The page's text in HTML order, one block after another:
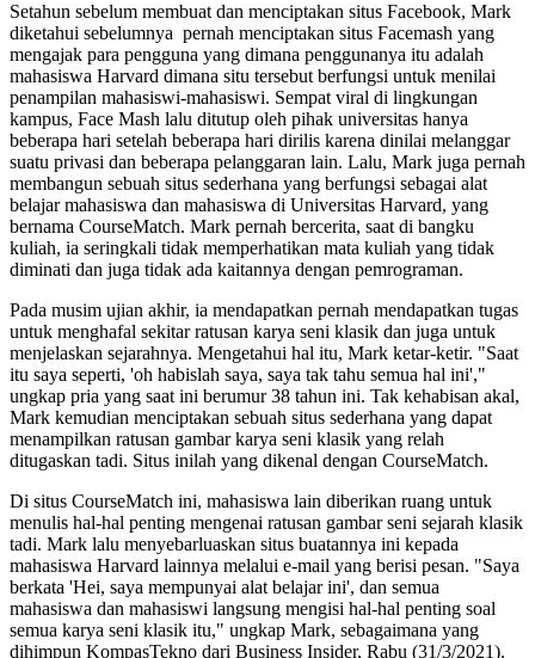
Setahun sebelum membuat dan menciptakan situs Facebook, Mark
diketahui sebelumnya pernah menciptakan situs Facemash yang
mengajak para pengguna yang dimana penggunanya itu adalah
mahasiswa Harvard dimana situ tersebut berfungsi untuk menilai
penampilan mahasiswi-mahasiswi. Sempat viral di lingkungan
kampus, Face Mash lalu ditutup oleh pihak universitas hanya
beberapa hari setelah beberapa hari dirilis karena dinilai melanggar
suatu privasi dan beberapa pelanggaran lain. Lalu, Mark juga pernah
membangun sebuah situs sederhana yang berfungsi sebagai alat
belajar mahasiswa dan mahasiswa di Universitas Harvard, yang
bernama CourseMatch. Mark pernah bercerita, saat di bangku
kuliah, ia seringkali tidak memperhatikan mata kuliah yang tidak
diminati dan juga tidak ada kaitannya dengan pemrograman.
Pada musim ujian akhir, ia mendapatkan pernah mendapatkan tugas
untuk menghafal sekitar ratusan karya seni klasik dan juga untuk
menjelaskan sejarahnya. Mengetahui hal itu, Mark ketar-ketir. "Saat
itu saya seperti, 'oh habislah saya, saya tak tahu semua hal ini',"
ungkap pria yang saat ini berumur 38 tahun ini. Tak kehabisan akal,
Mark kemudian menciptakan sebuah situs sederhana yang dapat
menampilkan ratusan gambar karya seni klasik yang relah
ditugaskan tadi. Situs inilah yang dikenal dengan CourseMatch.
Di situs CourseMatch ini, mahasiswa lain diberikan ruang untuk
menulis hal-hal penting mengenai ratusan gambar seni sejarah klasik
tadi. Mark lalu menyebarluaskan situs buatannya ini kepada
mahasiswa Harvard lainnya melalui e-mail yang berisi pesan. "Saya
berkata 'Hei, saya mempunyai alat belajar ini', dan semua
mahasiswa dan mahasiswi langsung mengisi hal-hal penting soal
semua karya seni klasik itu," ungkap Mark, sebagaimana yang
dihimpun KompasTekno dari Business Insider, Rabu (31/3/2021).